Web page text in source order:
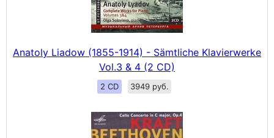
Anatoly Liadow (1855-1914) - Sämtliche Klavierwerke
Vol.3 & 4 (2 CD)
2 CD 3949 руб.